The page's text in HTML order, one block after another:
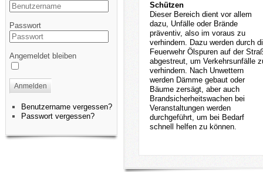
Passwort
Angemeldet bleiben
Anmelden
Benutzername vergessen?
Passwort vergessen?
Schützen
Dieser Bereich dient vor allem
dazu, Unfälle oder Brände
präventiv, also im voraus zu
verhindern. Dazu werden durch
Feuerwehr Ölspuren auf der
abgestreut, um Verkehrsunfälle
verhindern. Nach Unwettern
werden Dämme gebaut oder
Bäume zersägt, aber auch
Brandsicherheitswachen bei
Veranstaltungen werden
durchgeführt, um bei Bedarf
schnell helfen zu können.